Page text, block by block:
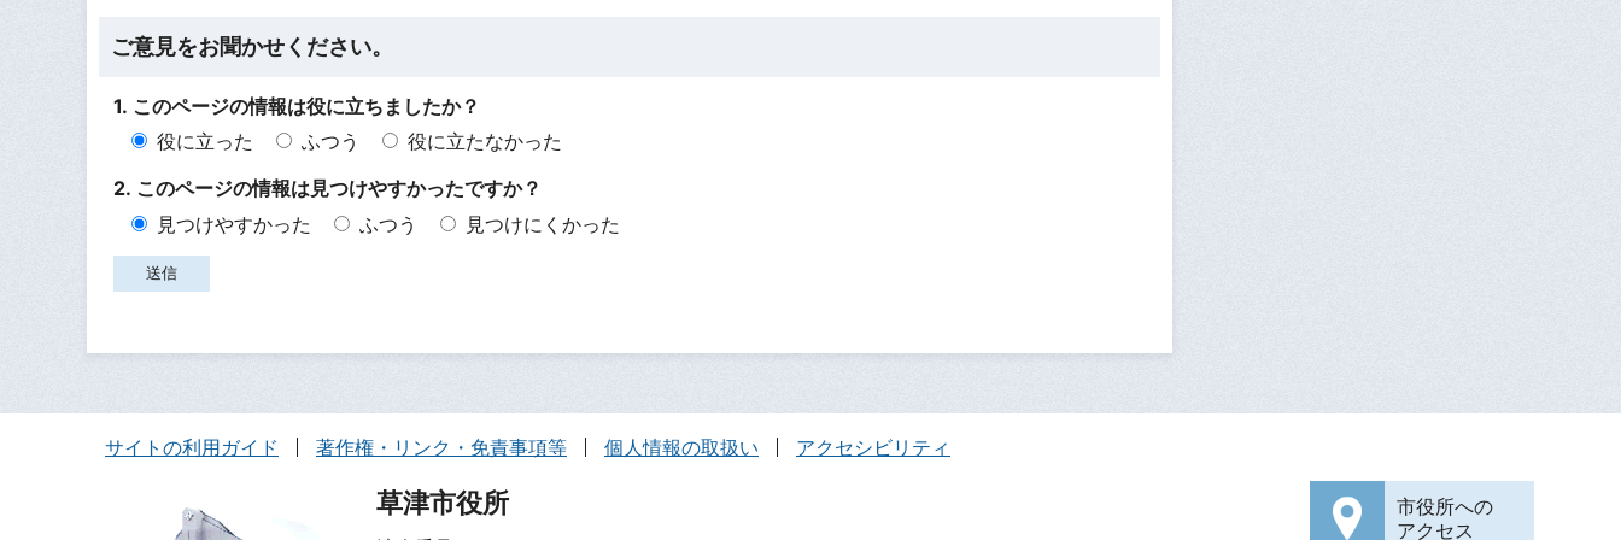
ご意見をお聞かせください。
1. このページの情報は役に立ちましたか？
役に立った
ふつう
役に立たなかった
2. このページの情報は見つけやすかったですか？
見つけやすかった
ふつう 見つけにくかった
サイトの利用ガイド 著作権・リンク・免責事項等 個人情報の取扱い アクセシビリティ
草津市役所
市役所への
アクセス